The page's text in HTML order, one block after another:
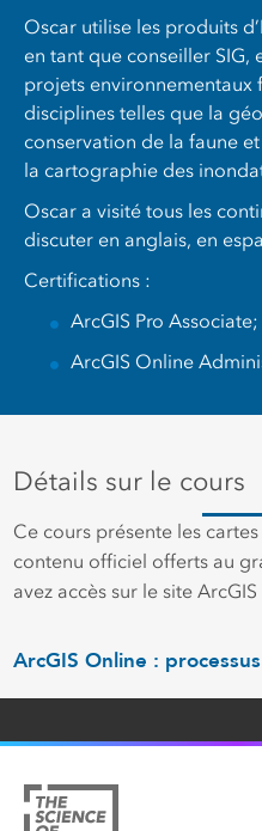
Oscar utilise les produits
en tant que conseiller SIG,
projets environnementaux
disciplines telles que la
conservation de la faune
la cartographie des
Oscar a visité tous les
discuter en anglais, en
Certifications :
ArcGIS Pro Associate;
ArcGIS Online
Détails sur le cours
Ce cours présente les
contenu officiel offerts au
avez accès sur le site
ArcGIS Online :